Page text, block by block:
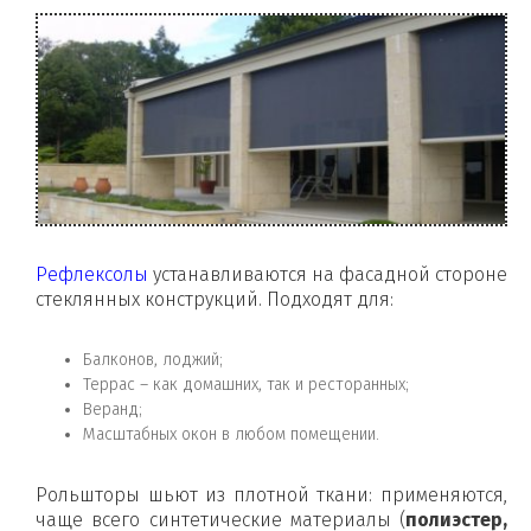
Рефлексолы устанавливаются на фасадной стороне
стеклянных конструкций. Подходят для:
Балконов, лоджий;
Террас – как домашних, так и ресторанных;
Веранд;
Масштабных окон в любом помещении.
Рольшторы шьют из плотной ткани: применяются,
чаще всего синтетические материалы (полиэстер,